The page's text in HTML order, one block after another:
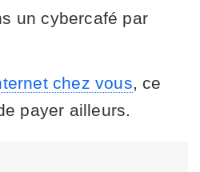
un cybercafé par
chez vous, ce
payer ailleurs.